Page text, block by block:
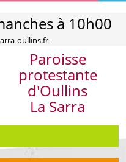
à 10h00
oullins.fr
Paroisse
protestante
d'Oullins
La Sarra